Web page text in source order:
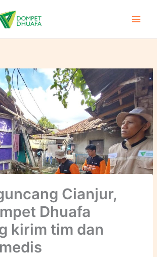
Cianjur,
Dhuafa
kirim tim dan